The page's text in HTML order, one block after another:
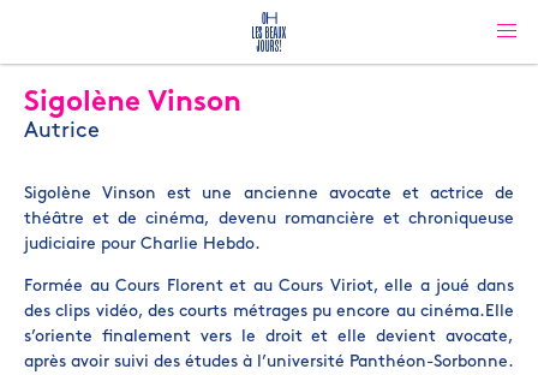
Sigolène Vinson
Autrice
Sigolène Vinson est une ancienne avocate et actrice de
théâtre et de cinéma, devenu romancière et chroniqueuse
judiciaire pour Charlie Hebdo.
Formée au Cours Florent et au Cours Viriot, elle a joué dans
des clips vidéo, des courts métrages pu encore au cinéma.Elle
s’oriente finalement vers le droit et elle devient avocate,
après avoir suivi des études à l’université Panthéon-Sorbonne.